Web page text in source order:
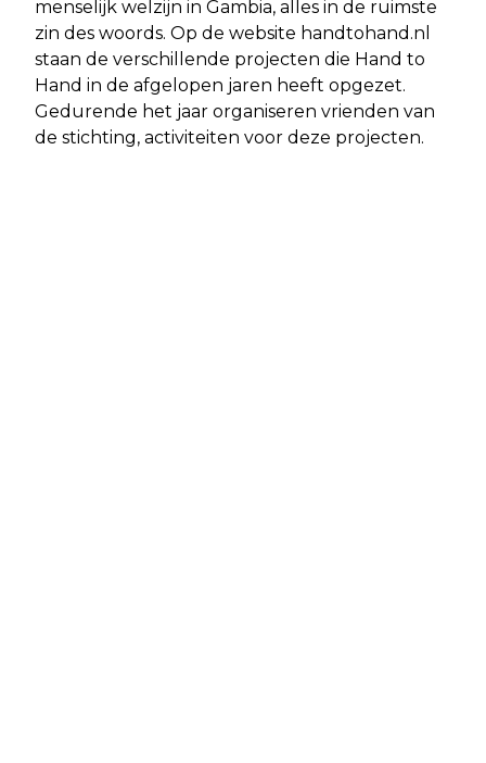
menselijk welzijn in Gambia, alles in de ruimste
zin des woords. Op de website handtohand.nl
staan de verschillende projecten die Hand to
Hand in de afgelopen jaren heeft opgezet.
Gedurende het jaar organiseren vrienden van
de stichting, activiteiten voor deze projecten.